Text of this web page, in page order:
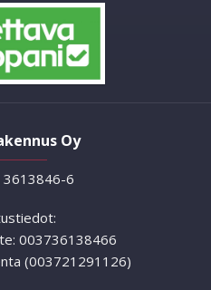
Oy
3613846-6
003736138466
(003721291126)